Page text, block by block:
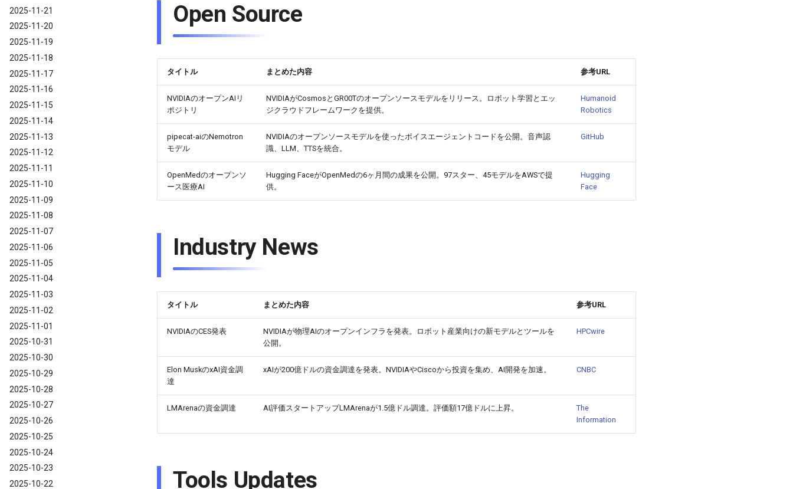
2025-11-21
2025-11-20
2025-11-19
2025-11-18
2025-11-17
2025-11-16
2025-11-15
2025-11-14
2025-11-13
2025-11-12
2025-11-11
2025-11-10
2025-11-09
2025-11-08
2025-11-07
2025-11-06
2025-11-05
2025-11-04
2025-11-03
2025-11-02
2025-11-01
2025-10-31
2025-10-30
2025-10-29
2025-10-28
2025-10-27
2025-10-26
2025-10-25
2025-10-24
2025-10-23
2025-10-22
Open Source
タイトル まとめた内容 参考URL
NVIDIAのオープンAIリ
ポジトリ
NVIDIAがCosmosとGR00Tのオープンソースモデルをリリース。ロボット学習とエッ
ジクラウドフレームワークを提供。
Humanoid
Robotics
pipecat-aiのNemotron
モデル
NVIDIAのオープンソースモデルを使ったボイスエージェントコードを公開。音声認
識、LLM、TTSを統合。
GitHub
OpenMedのオープンソ
ース医療AI
Hugging FaceがOpenMedの6ヶ月間の成果を公開。97スター、45モデルをAWSで提
供。
Hugging
Face
Industry News
タイトル まとめた内容 参考URL
NVIDIAのCES発表
NVIDIAが物理AIのオープンインフラを発表。ロボット産業向けの新モデルとツールを
公開。
HPCwire
Elon MuskのxAI資金調
達
xAIが200億ドルの資金調達を発表。NVIDIAやCiscoから投資を集め、AI開発を加速。 CNBC
LMArenaの資金調達 AI評価スタートアップLMArenaが1.5億ドル調達。評価額17億ドルに上昇。
The
Information
Tools Updates